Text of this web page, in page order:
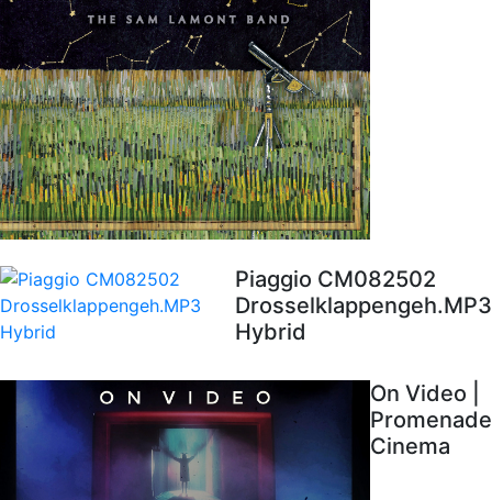
Piaggio CM082502
Drosselklappengeh.MP3
Hybrid
On Video |
Promenade
Cinema